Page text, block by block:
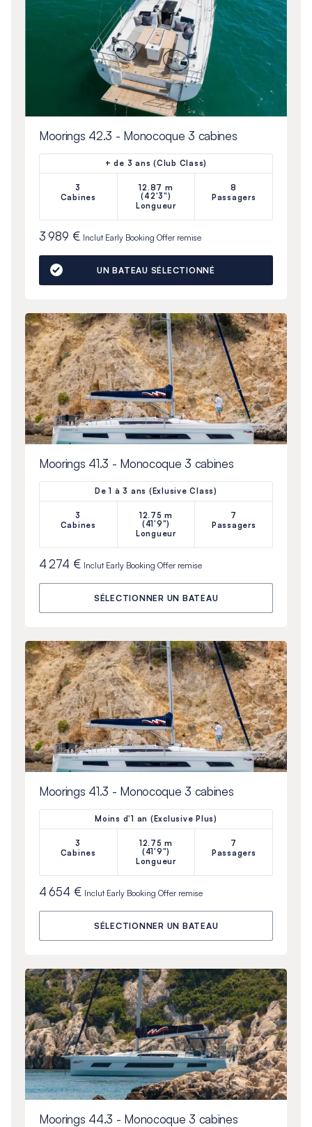
Moorings 42.3 - Monocoque 3 cabines
+ de 3 ans (Club Class)
3
Cabines
12.87 m
(42'3")
Longueur
8
Passagers
3 989 € Inclut Early Booking Offerremise
UN BATEAU SÉLECTIONNÉ
Moorings 41.3 - Monocoque 3 cabines
De 1 à 3 ans (Exlusive Class)
3
Cabines
12.75 m
(41'9")
Longueur
7
Passagers
4 274 € Inclut Early Booking Offerremise
SÉLECTIONNER UN BATEAU
Moorings 41.3 - Monocoque 3 cabines
Moins d'1 an (Exclusive Plus)
3
Cabines
12.75 m
(41'9")
Longueur
7
Passagers
4 654 € Inclut Early Booking Offerremise
SÉLECTIONNER UN BATEAU
Moorings 44.3 - Monocoque 3 cabines